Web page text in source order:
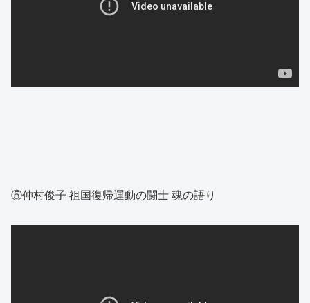
⑤仲村俊子 祖国復帰運動の闘士 魂の語り